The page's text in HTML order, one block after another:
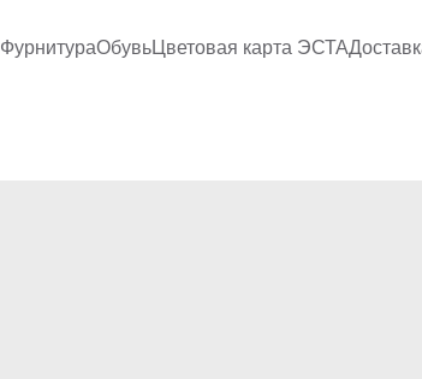
ФурнитураОбувьЦветовая карта ЭСТА